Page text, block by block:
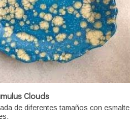
Clouds
de diferentes tamaños con esmalte